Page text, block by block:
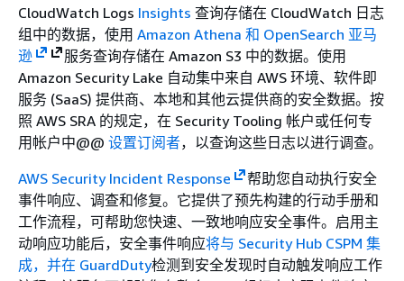
CloudWatch Logs Insights 查询存储在 CloudWatch 日志
组中的数据，使用 Amazon Athena 和 OpenSearch 亚马
逊
服务查询存储在 Amazon S3 中的数据。使用
Amazon Security Lake 自动集中来自 AWS 环境、软件即
服务 (SaaS) 提供商、本地和其他云提供商的安全数据。按
照 AWS SRA 的规定，在 Security Tooling 帐户或任何专
用帐户中@@ 设置订阅者，以查询这些日志以进行调查。
AWS Security Incident Response
帮助您自动执行安全
事件响应、调查和修复。它提供了预先构建的行动手册和
工作流程，可帮助您快速、一致地响应安全事件。启用主
动响应功能后，安全事件响应将与 Security Hub CSPM 集
成，并在 GuardDuty检测到安全发现时自动触发响应工作